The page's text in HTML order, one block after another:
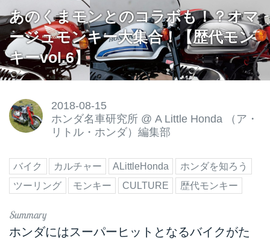
あのくまモンとのコラボも！？オマ
ージュモンキー大集合！【歴代モン
キーvol.6】
2018-08-15
ホンダ名車研究所 @ A Little Honda （ア・
リトル・ホンダ）編集部
バイク カルチャー ALittleHonda
ホンダを知ろう
ツーリング
モンキー CULTURE 歴代モンキー
ホンダにはスーパーヒットとなるバイクがた